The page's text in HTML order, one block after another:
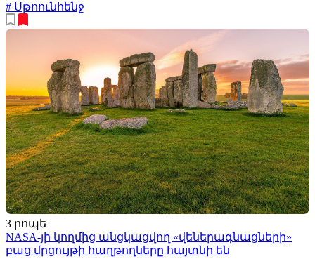
# Սթոունհենջ
3 րոպե
NASA-յի կողմից անցկացվող «վեներագնացների»
բաց մրցույթի հաղթողները հայտնի են